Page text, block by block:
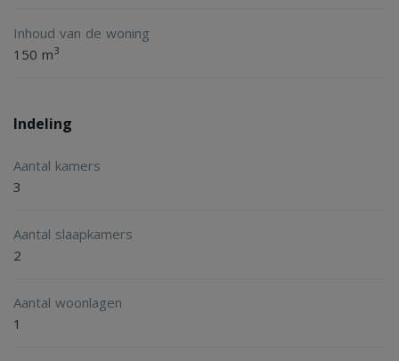
Inhoud van de woning
150 m3
Indeling
Aantal kamers
3
Aantal slaapkamers
2
Aantal woonlagen
1